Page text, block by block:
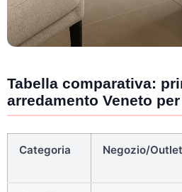
Tabella comparativa:
arredamento Veneto
Categoria Negozio/Outlet